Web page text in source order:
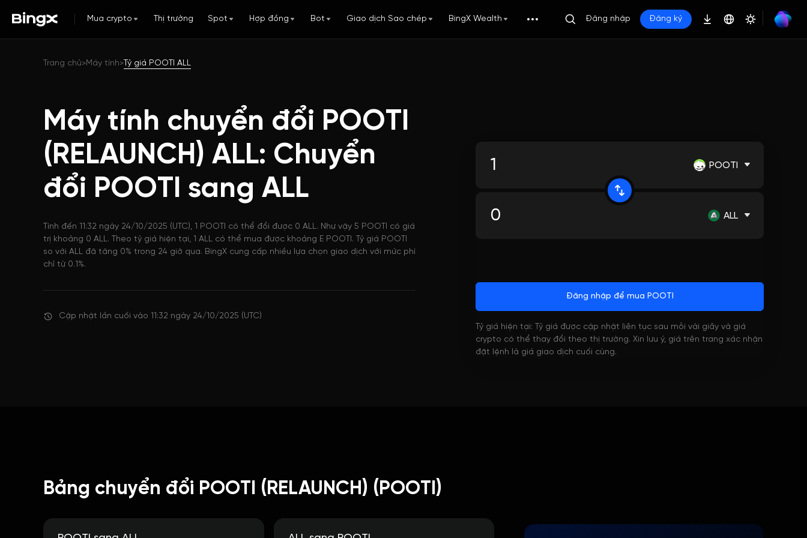
Mua crypto Thị trường Spot Hợp đồng Bot Giao dịch Sao chép BingX Wealth Đăng nhập Đăng ký
Trang chủ>Máy tính> Tỷ giá POOTI ALL
Máy tính chuyển đổi POOTI
(RELAUNCH) ALL: Chuyển
đổi POOTI sang ALL
Tính đến 11:32 ngày 24/10/2025 (UTC), 1 POOTI có thể đổi được 0 ALL. Như vậy 5 POOTI có giá
trị khoảng 0 ALL. Theo tỷ giá hiện tại, 1 ALL có thể mua được khoảng E POOTI. Tỷ giá POOTI
so với ALL đã tăng 0% trong 24 giờ qua. BingX cung cấp nhiều lựa chọn giao dịch với mức phí
chỉ từ 0.1%.
Cập nhật lần cuối vào 11:32 ngày 24/10/2025 (UTC)
POOTI
ALL
Đăng nhập để mua POOTI
Tỷ giá hiện tại: Tỷ giá được cập nhật liên tục sau mỗi vài giây và giá
crypto có thể thay đổi theo thị trường. Xin lưu ý, giá trên trang xác nhận
đặt lệnh là giá giao dịch cuối cùng.
Bảng chuyển đổi POOTI (RELAUNCH) (POOTI)